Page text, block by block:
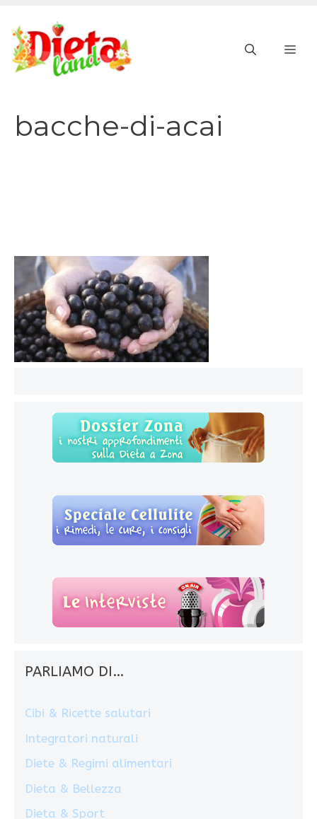
contenuto
bacche-di-acai
PARLIAMO DI…
Cibi & Ricette salutari
Integratori naturali
Diete & Regimi alimentari
Dieta & Bellezza
Dieta & Sport